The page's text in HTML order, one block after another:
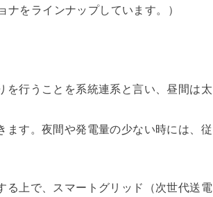
をラインナップしています。）
行うことを系統連系と言い、昼間は太
す。夜間や発電量の少ない時には、従
上で、スマートグリッド（次世代送電